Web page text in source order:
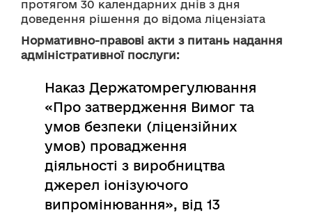
протягом 30 календарних днів з дня
доведення рішення до відома ліцензіата
Нормативно-правові акти з питань надання
адміністративної послуги:
Наказ Держатомрегулювання
«Про затвердження Вимог та
умов безпеки (ліцензійних
умов) провадження
діяльності з виробництва
джерел іонізуючого
випромінювання», від 13